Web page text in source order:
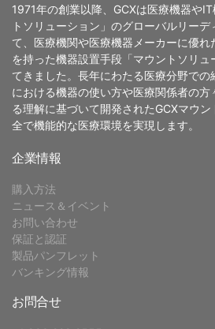
1971年の創業以降、GCXは医療機器や
トソリューション」のグローバルリー
て、医療機関や医療機器メーカーに優
を持った機器設置手段「マウントソリ
てきました。長年にわたる医療分野で
における機器の使い方や医療関係者の
る理解に基づいて開発されたGCXマウ
全で機能的な医療環境を実現します。
企業情報
購入方法
ニュース＆イベント
お問い合わせ
保証と認証
製品パンフレット
バンキング情報
お問合せ